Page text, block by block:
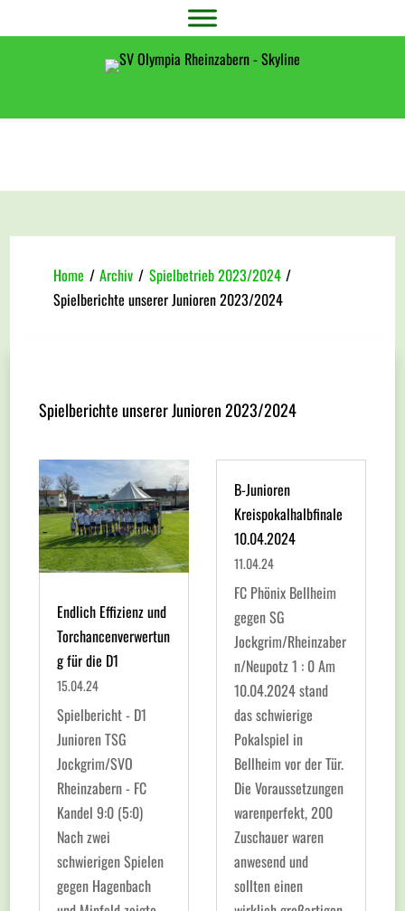
Home / Archiv / Spielbetrieb 2023/2024 /
Spielberichte unserer Junioren 2023/2024
Spielberichte unserer Junioren 2023/2024
Endlich Effizienz und
Torchancenverwertun
g für die D1
15.04.24
Spielbericht - D1
Junioren TSG
Jockgrim/SVO
Rheinzabern - FC
Kandel 9:0 (5:0)
Nach zwei
schwierigen Spielen
gegen Hagenbach
B-Junioren
Kreispokalhalbfinale
10.04.2024
11.04.24
FC Phönix Bellheim
gegen SG
Jockgrim/Rheinzaber
n/Neupotz 1 : 0 Am
10.04.2024 stand
das schwierige
Pokalspiel in
Bellheim vor der Tür.
Die Voraussetzungen
warenperfekt, 200
Zuschauer waren
anwesend und
sollten einen